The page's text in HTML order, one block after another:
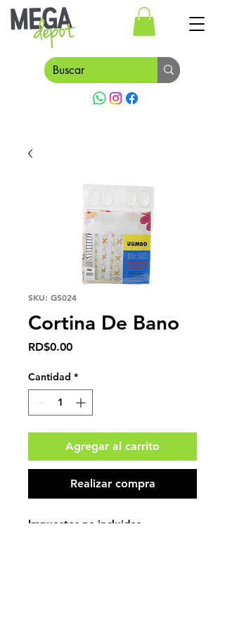
SKU: GS024
Cortina De Bano
RD$0.00Precio
Cantidad *
Agregar al carrito
Realizar compra
Impuestos no incluidos.